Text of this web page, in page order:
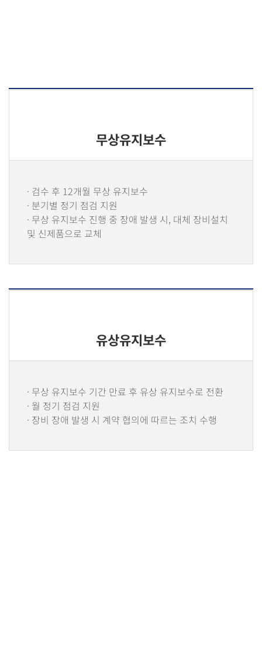
무상유지보수
· 검수 후 12개월 무상 유지보수
· 분기별 정기 점검 지원
· 무상 유지보수 진행 중 장애 발생 시, 대체 장비설치
및 신제품으로 교체
유상유지보수
· 무상 유지보수 기간 만료 후 유상 유지보수로 전환
· 월 정기 점검 지원
· 장비 장애 발생 시 계약 협의에 따르는 조치 수행